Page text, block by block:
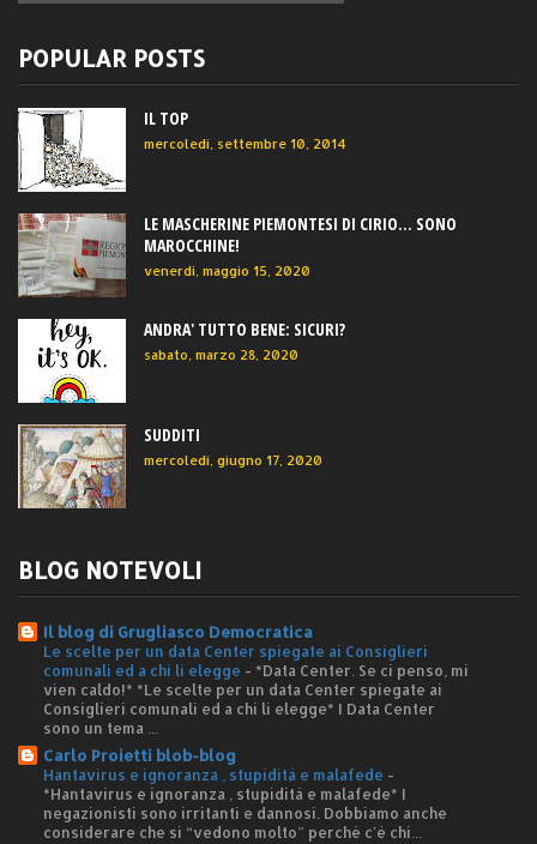
POPULAR POSTS
IL TOP
mercoledì, settembre 10, 2014
LE MASCHERINE PIEMONTESI DI CIRIO... SONO
MAROCCHINE!
venerdì, maggio 15, 2020
ANDRA' TUTTO BENE: SICURI?
sabato, marzo 28, 2020
SUDDITI
mercoledì, giugno 17, 2020
BLOG NOTEVOLI
Il blog di Grugliasco Democratica
Le scelte per un data Center spiegate ai Consiglieri
comunali ed a chi li elegge - *Data Center. Se ci penso, mi
vien caldo!* *Le scelte per un data Center spiegate ai
Consiglieri comunali ed a chi li elegge* I Data Center
sono un tema ...
Carlo Proietti blob-blog
Hantavirus e ignoranza , stupidità e malafede -
*Hantavirus e ignoranza , stupidità e malafede* I
negazionisti sono irritanti e dannosi. Dobbiamo anche
considerare che si “vedono molto” perché c'è chi...